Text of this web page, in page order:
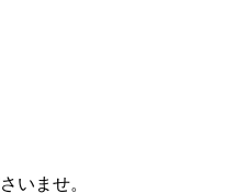
いませ。